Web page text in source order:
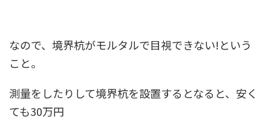
なので、境界杭がモルタルで目視できない!という
こと。
測量をしたりして境界杭を設置するとなると、安く
ても30万円